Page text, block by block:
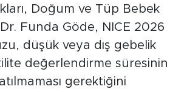
Doğum ve Tüp Bebek
Dr. Funda Göde, NICE 2026
düşük veya dış gebelik
değerlendirme süresinin
gerektiğini